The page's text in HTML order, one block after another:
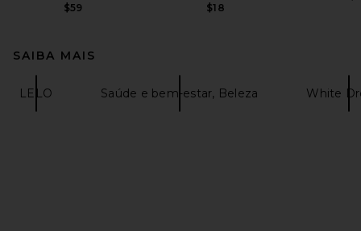
$59
$18
SAIBA MAIS
LELO Saúde e bem-estar, Beleza White